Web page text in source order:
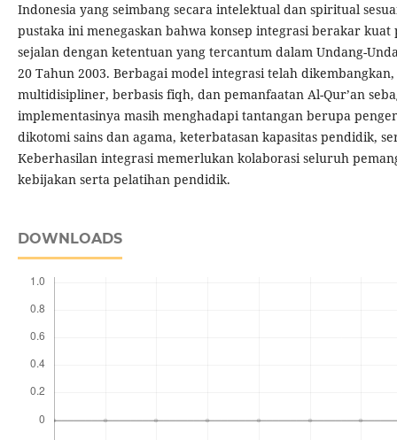
Indonesia yang seimbang secara intelektual dan spiritual
pustaka ini menegaskan bahwa konsep integrasi berakar kuat
sejalan dengan ketentuan yang tercantum dalam Undang-
20 Tahun 2003. Berbagai model integrasi telah
multidisipliner, berbasis fiqh, dan pemanfaatan Al-Qur’an
implementasinya masih menghadapi tantangan berupa
dikotomi sains dan agama, keterbatasan kapasitas pendidik,
Keberhasilan integrasi memerlukan kolaborasi seluruh
kebijakan serta pelatihan pendidik.
DOWNLOADS